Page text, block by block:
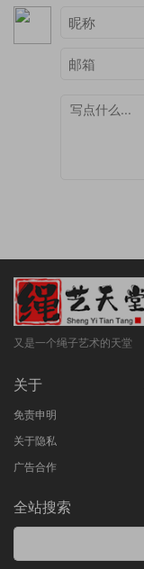
又是一个绳子艺术的天堂
关于
免责申明
关于隐私
广告合作
全站搜索